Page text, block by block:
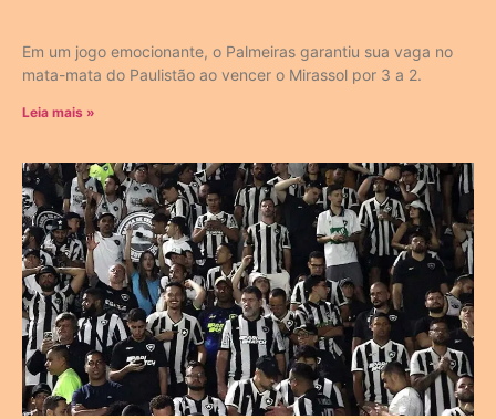
Em um jogo emocionante, o Palmeiras garantiu sua vaga no
mata-mata do Paulistão ao vencer o Mirassol por 3 a 2.
Leia mais »